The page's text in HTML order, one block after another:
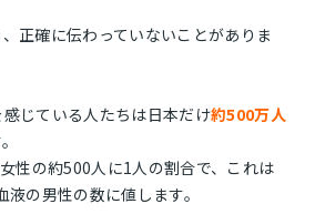
正確に伝わっていないことがありま
じている人たちは日本だけ約500万人
性の約500人に1人の割合で、これは
の男性の数に値します。